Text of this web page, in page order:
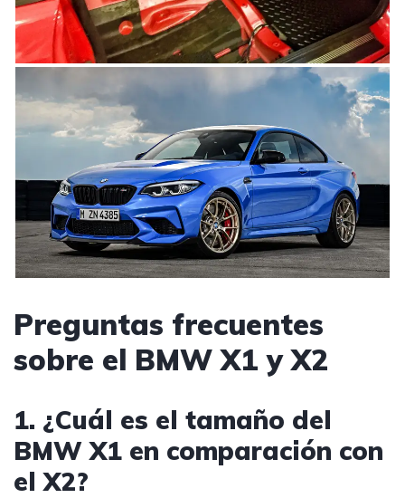
Preguntas frecuentes
sobre el BMW X1 y X2
1. ¿Cuál es el tamaño del
BMW X1 en comparación con
el X2?